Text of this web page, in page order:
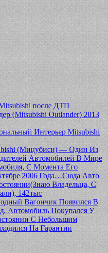
после ДТП
(Mitsubishi Outlander) 2013
Интерьер Mitsubishi
(Мицубиси) — Один Из
Автомобилей В Мире
С Момента Его
2006 Года…Сюда Авто
Владельца, С
142тыс
Вагончик Появился В
Автомобиль Покупался У
С Небольшим
На Гарантии